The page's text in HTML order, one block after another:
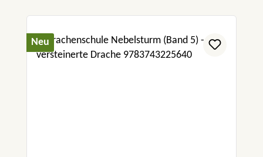
Neu